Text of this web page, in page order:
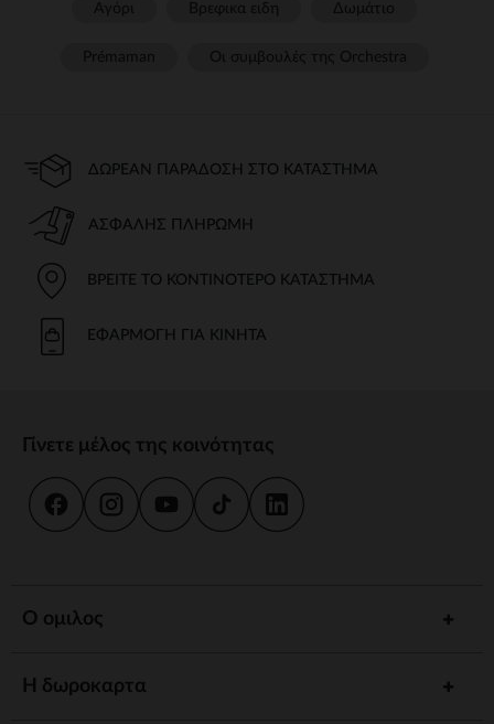
ΔΩΡΕΆΝ ΠΑΡΆΔΟΣΗ ΣΤΟ ΚΑΤΆΣΤΗΜΑ
ΑΣΦΑΛΉΣ ΠΛΗΡΩΜΉ
ΒΡΕΊΤΕ ΤΟ ΚΟΝΤΙΝΌΤΕΡΟ ΚΑΤΆΣΤΗΜΑ
ΕΦΑΡΜΟΓΉ ΓΙΑ ΚΙΝΗΤΆ
Γίνετε μέλος της κοινότητας
Ο ομιλος
Η δωροκαρτα